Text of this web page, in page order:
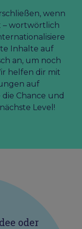
wenn
– wortwörtlich
Inhalte auf
an, um noch
helfen dir mit
auf
Chance und
Level!
oder